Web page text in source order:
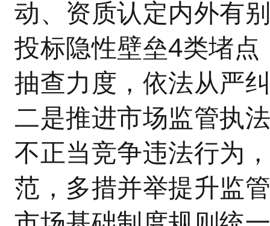
动、资质认定内外有
投标隐性壁垒4类堵
抽查力度，依法从严
二是推进市场监管执
不正当竞争违法行为
范，多措并举提升监